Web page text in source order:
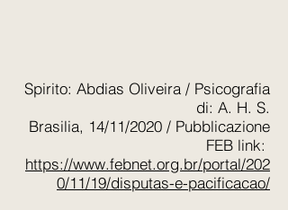
Spirito: Abdias Oliveira / Psicografia
di: A. H. S.
Brasilia, 14/11/2020 / Pubblicazione
FEB link:
https://www.febnet.org.br/portal/202
0/11/19/disputas-e-pacificacao/